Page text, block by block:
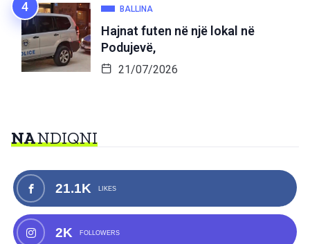
BALLINA
Hajnat futen në një lokal në
Podujevë,
21/07/2026
NANDIQNI
21.1K LIKES
2K FOLLOWERS